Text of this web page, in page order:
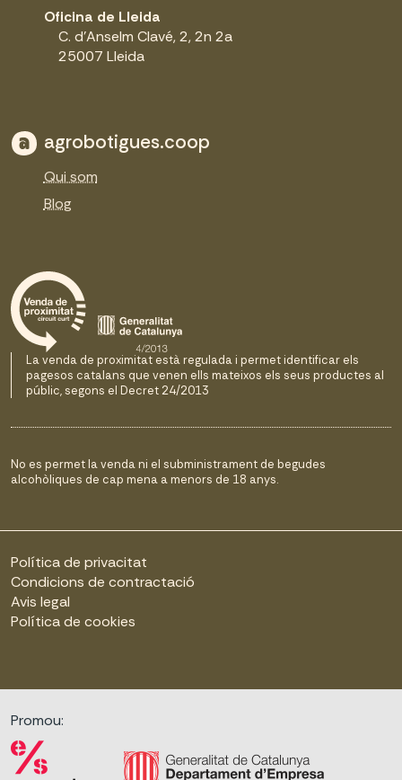
Oficina de Lleida
C. d'Anselm Clavé, 2, 2n 2a
25007 Lleida
agrobotigues.coop
Qui som
Blog
La venda de proximitat està regulada i permet identificar els
pagesos catalans que venen ells mateixos els seus productes al
públic, segons el Decret 24/2013
No es permet la venda ni el subministrament de begudes
alcohòliques de cap mena a menors de 18 anys.
Política de privacitat
Condicions de contractació
Avis legal
Política de cookies
Promou: